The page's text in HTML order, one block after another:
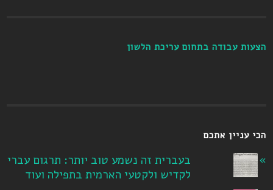
הצעות עבודה בתחום עריכת הלשון
הכי עניין אתכם
בעברית זה נשמע טוב יותר: תרגום עברי
לקדיש ולקטעי הארמית בתפילה ועוד